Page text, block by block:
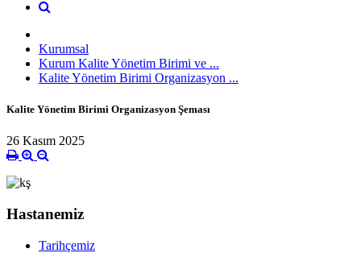
Kurumsal
Kurum Kalite Yönetim Birimi ve ...
Kalite Yönetim Birimi Organizasyon ...
Kalite Yönetim Birimi Organizasyon Şeması
26 Kasım 2025
Hastanemiz
Tarihçemiz